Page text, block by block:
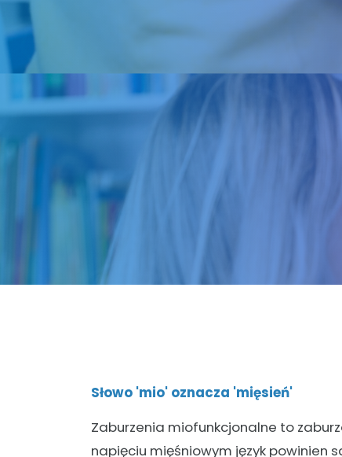
Słowo 'mio' oznacza 'mięsień'
Zaburzenia miofunkcjonalne to
napięciu mięśniowym język powinien